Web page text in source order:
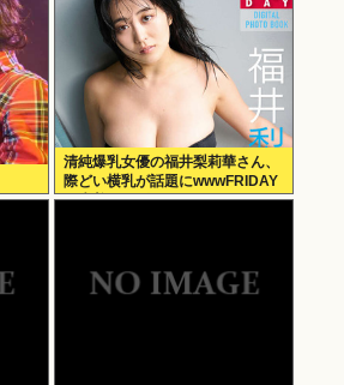
清純爆乳女優の福井梨莉華さん、
際どい横乳が話題にwwwFRIDAY
の水着グラビアオフショットにフ